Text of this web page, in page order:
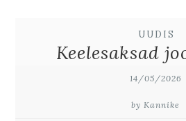
UUDIS
Keelesaksad
14/05/2026
by Kannike